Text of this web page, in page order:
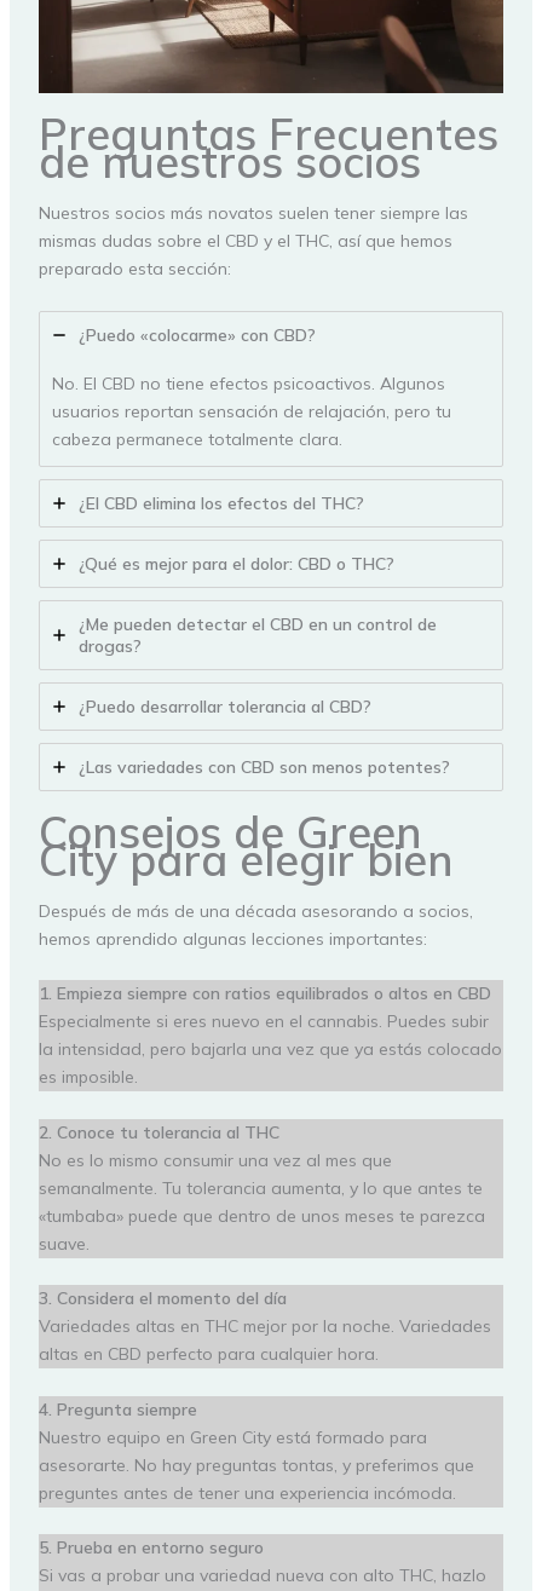
Preguntas Frecuentes
de nuestros socios
Nuestros socios más novatos suelen tener siempre las
mismas dudas sobre el CBD y el THC, así que hemos
preparado esta sección:
¿Puedo «colocarme» con CBD?
No. El CBD no tiene efectos psicoactivos. Algunos
usuarios reportan sensación de relajación, pero tu
cabeza permanece totalmente clara.
¿El CBD elimina los efectos del THC?
¿Qué es mejor para el dolor: CBD o THC?
¿Me pueden detectar el CBD en un control de
drogas?
¿Puedo desarrollar tolerancia al CBD?
¿Las variedades con CBD son menos potentes?
Consejos de Green
City para elegir bien
Después de más de una década asesorando a socios,
hemos aprendido algunas lecciones importantes:
1. Empieza siempre con ratios equilibrados o altos en CBD
Especialmente si eres nuevo en el cannabis. Puedes subir
la intensidad, pero bajarla una vez que ya estás colocado
es imposible.
2. Conoce tu tolerancia al THC
No es lo mismo consumir una vez al mes que
semanalmente. Tu tolerancia aumenta, y lo que antes te
«tumbaba» puede que dentro de unos meses te parezca
suave.
3. Considera el momento del día
Variedades altas en THC mejor por la noche. Variedades
altas en CBD perfecto para cualquier hora.
4. Pregunta siempre
Nuestro equipo en Green City está formado para
asesorarte. No hay preguntas tontas, y preferimos que
preguntes antes de tener una experiencia incómoda.
5. Prueba en entorno seguro
Si vas a probar una variedad nueva con alto THC, hazlo